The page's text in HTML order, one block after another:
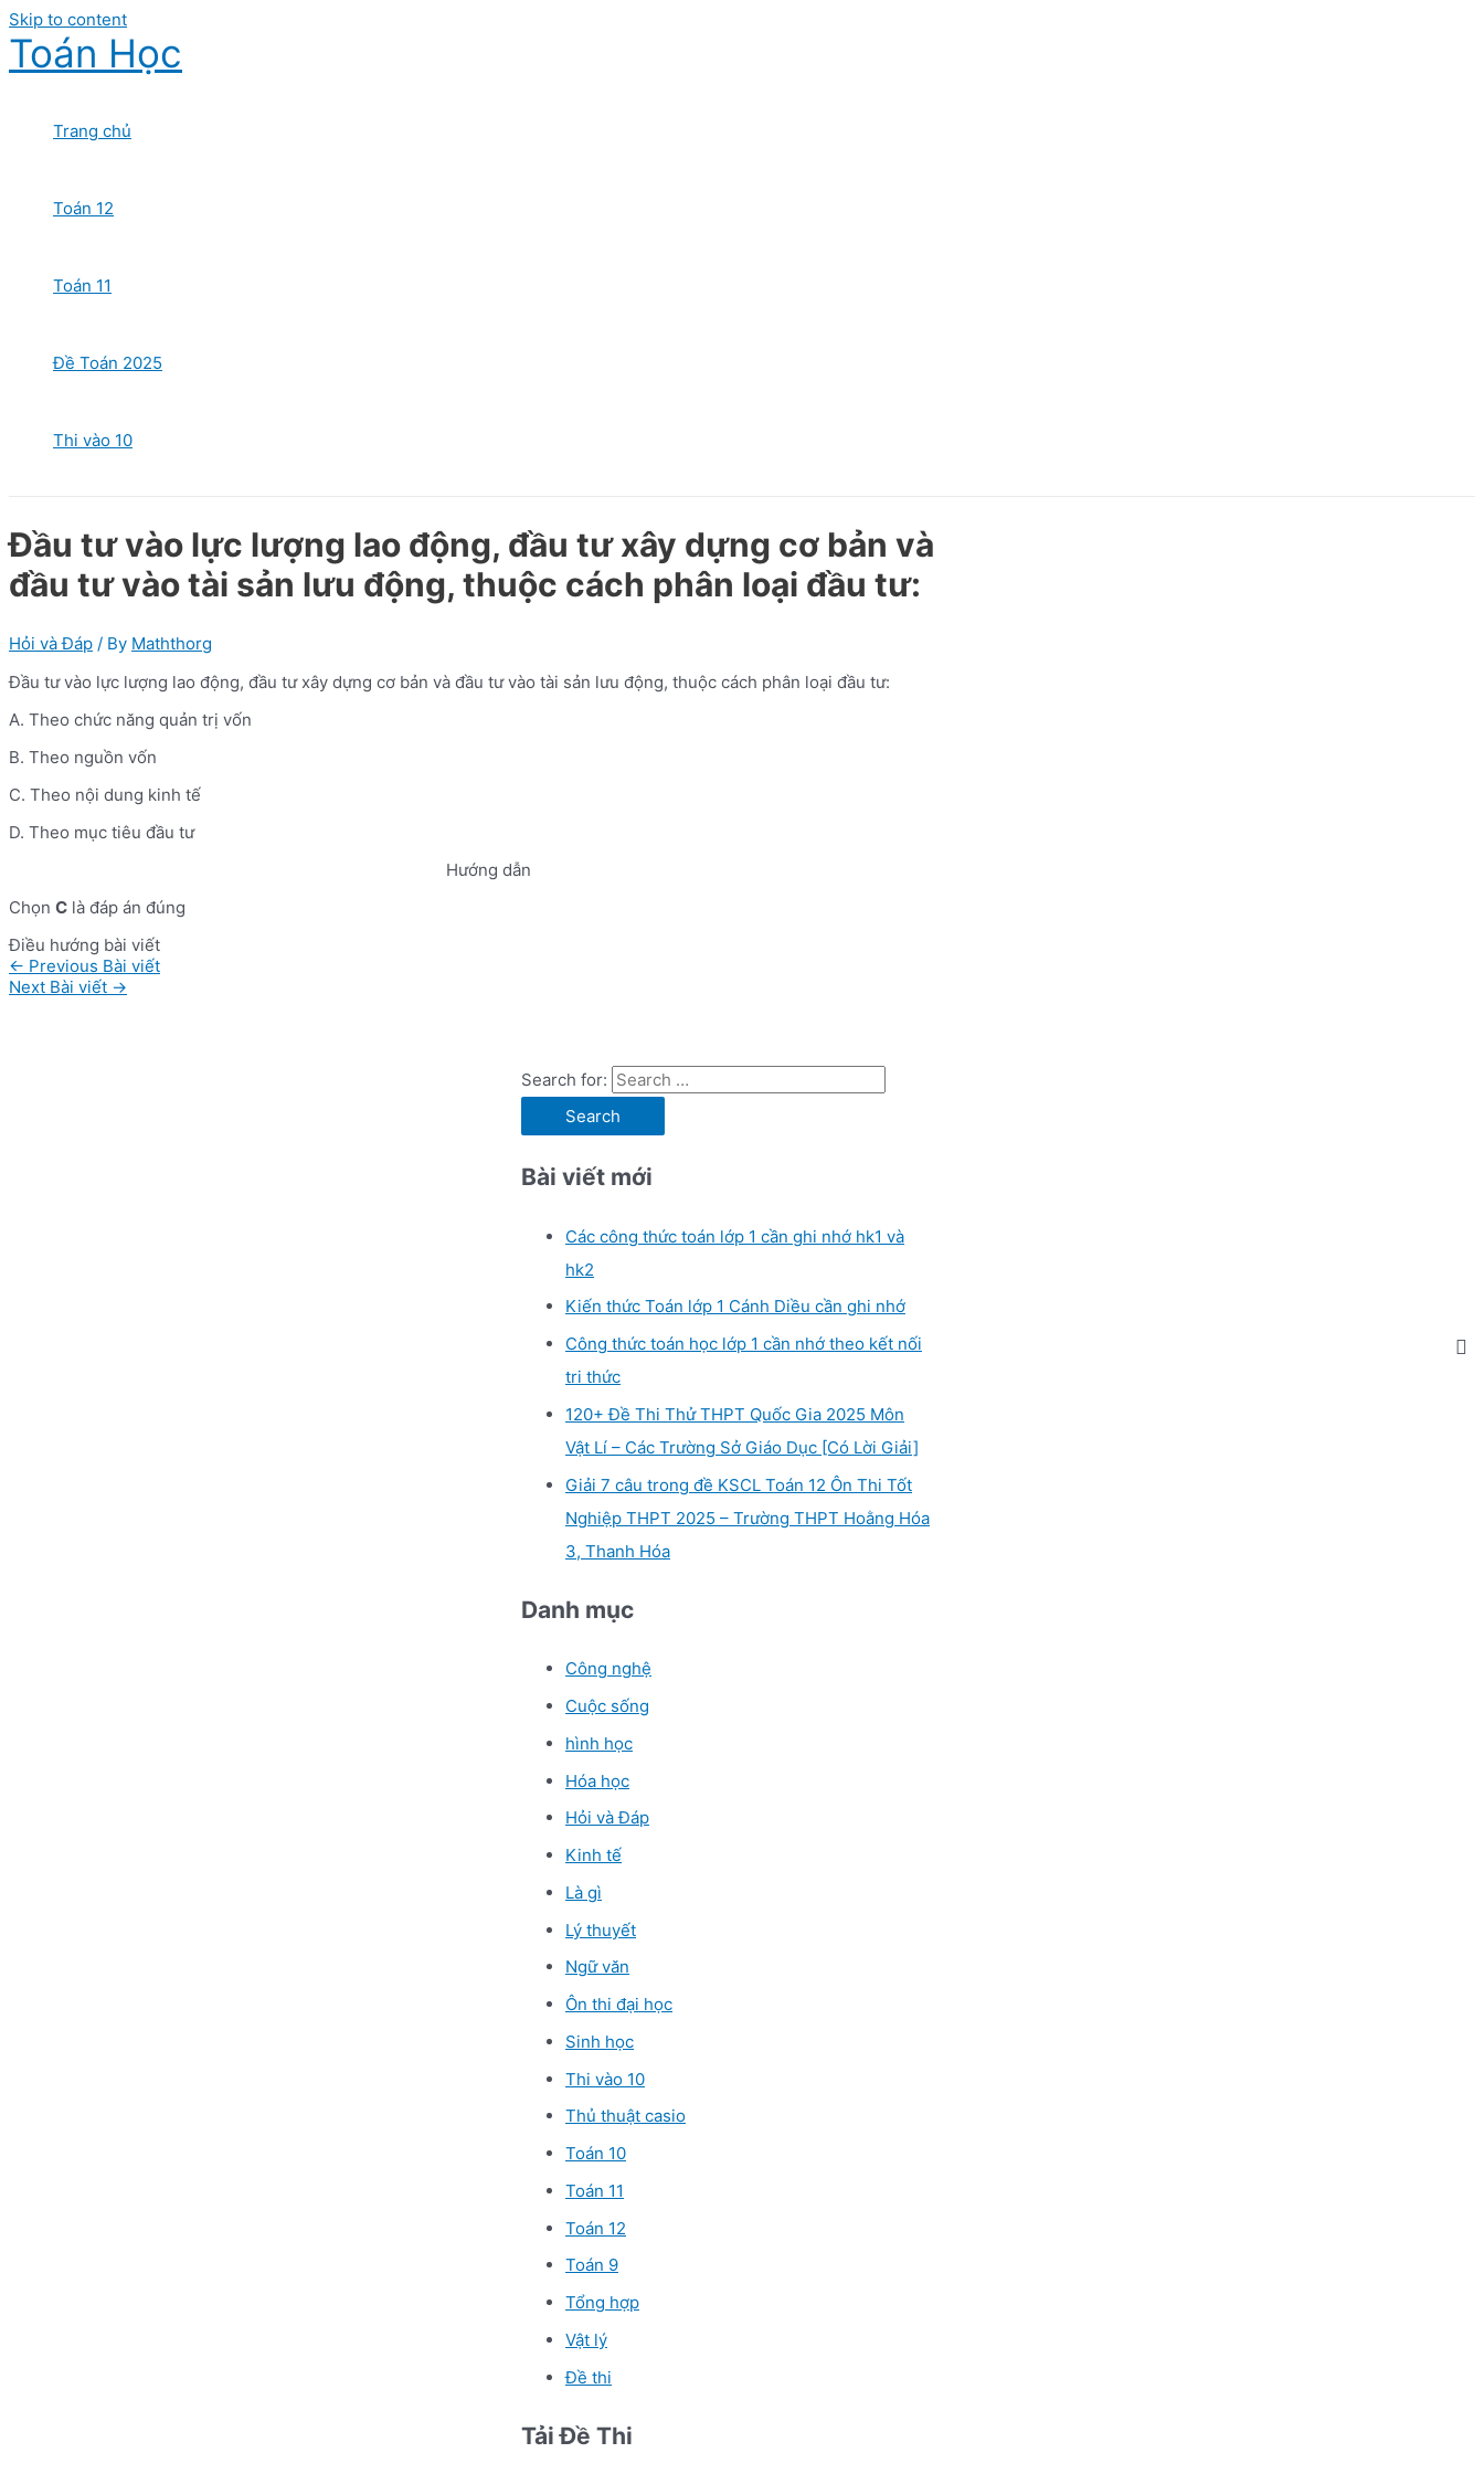
Skip to content
Toán Học
Trang chủ
Toán 12
Toán 11
Đề Toán 2025
Thi vào 10
Đầu tư vào lực lượng lao động, đầu tư xây dựng cơ bản và
đầu tư vào tài sản lưu động, thuộc cách phân loại đầu tư:
Hỏi và Đáp / By Maththorg
Đầu tư vào lực lượng lao động, đầu tư xây dựng cơ bản và đầu tư vào tài sản lưu động, thuộc cách phân loại đầu tư:
A. Theo chức năng quản trị vốn
B. Theo nguồn vốn
C. Theo nội dung kinh tế
D. Theo mục tiêu đầu tư
Hướng dẫn
Chọn C là đáp án đúng
Điều hướng bài viết
← Previous Bài viết
Next Bài viết →
Search for:
Bài viết mới
Các công thức toán lớp 1 cần ghi nhớ hk1 và
hk2
Kiến thức Toán lớp 1 Cánh Diều cần ghi nhớ
Công thức toán học lớp 1 cần nhớ theo kết nối
tri thức
120+ Đề Thi Thử THPT Quốc Gia 2025 Môn
Vật Lí – Các Trường Sở Giáo Dục [Có Lời Giải]
Giải 7 câu trong đề KSCL Toán 12 Ôn Thi Tốt
Nghiệp THPT 2025 – Trường THPT Hoằng Hóa
3, Thanh Hóa
Danh mục
Công nghệ
Cuộc sống
hình học
Hóa học
Hỏi và Đáp
Kinh tế
Là gì
Lý thuyết
Ngữ văn
Ôn thi đại học
Sinh học
Thi vào 10
Thủ thuật casio
Toán 10
Toán 11
Toán 12
Toán 9
Tổng hợp
Vật lý
Đề thi
Tải Đề Thi